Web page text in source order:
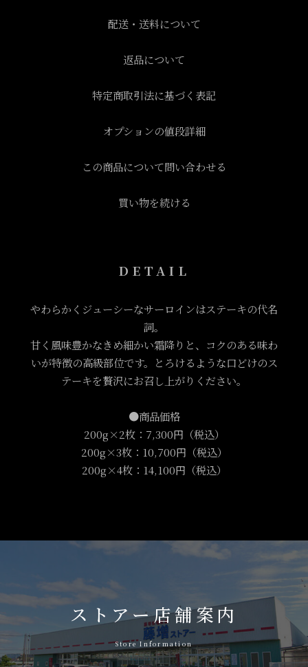
配送・送料について
返品について
特定商取引法に基づく表記
オプションの値段詳細
この商品について問い合わせる
買い物を続ける
DETAIL
やわらかくジューシーなサーロインはステーキの代名
詞。
甘く風味豊かなきめ細かい霜降りと、コクのある味わ
いが特徴の高級部位です。とろけるような口どけのス
テーキを贅沢にお召し上がりください。
●商品価格
200g×2枚：7,300円（税込）
200g×3枚：10,700円（税込）
200g×4枚：14,100円（税込）
ストアー店舗案内
Store Information